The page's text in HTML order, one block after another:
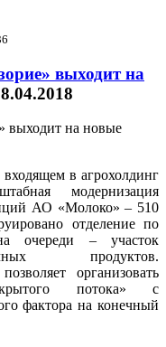
выходит на
в агрохолдинг
модернизация
АО «Молоко» – 510
отделение по
очереди – участок
продуктов.
организовать
потока» с
фактора на конечный